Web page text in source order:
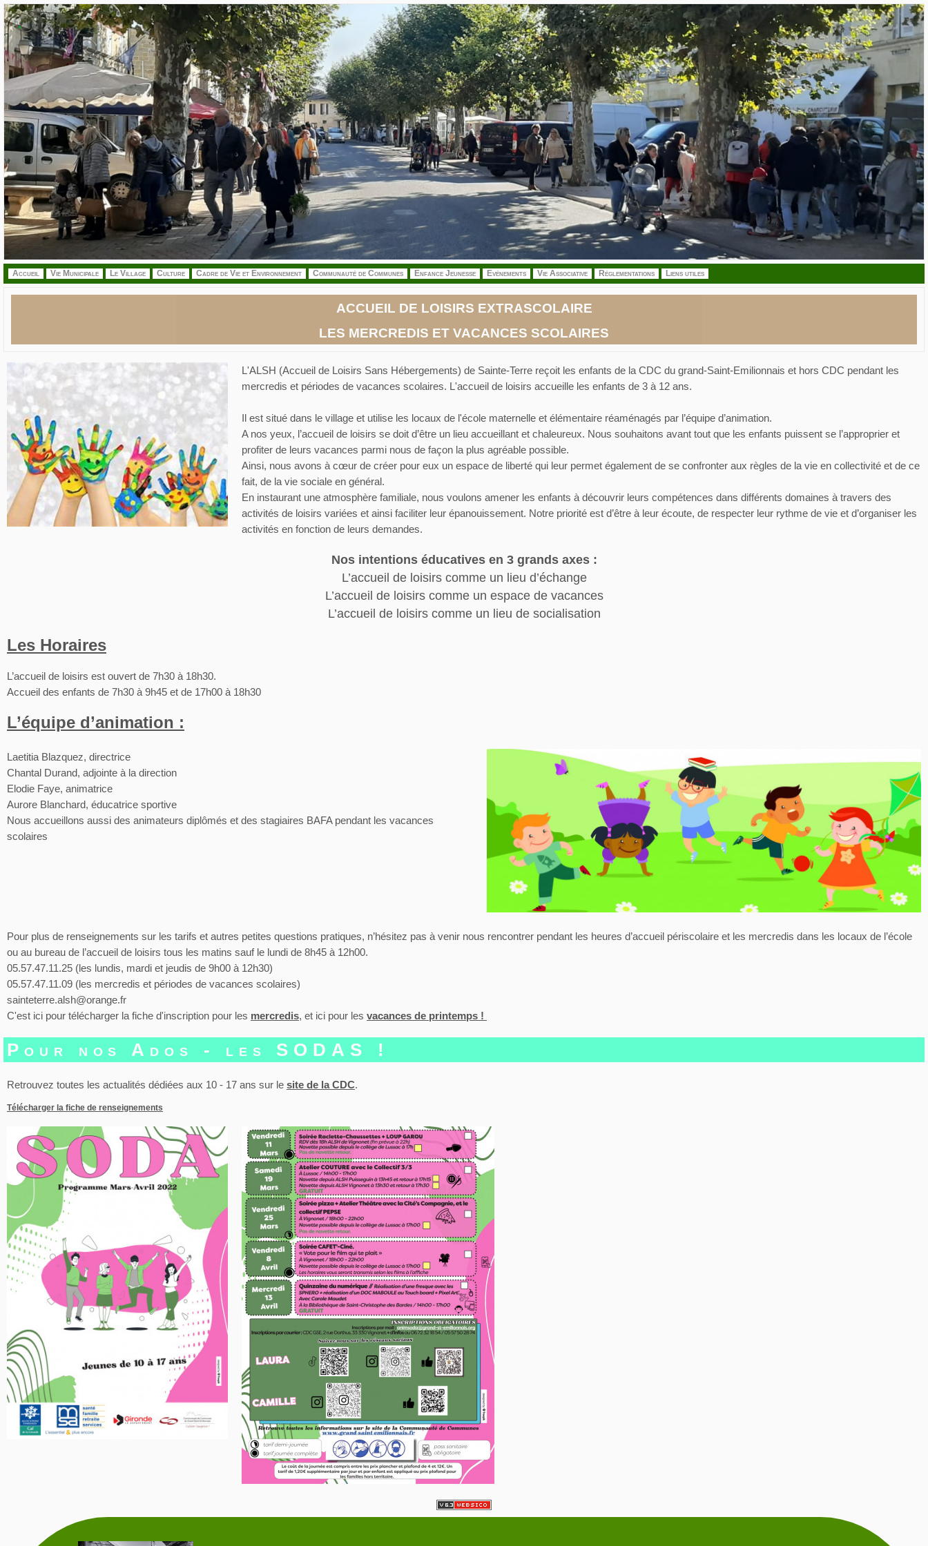
.
Accueil Vie Municipale Le Village Culture Cadre de Vie et Environnement Communauté de Communes Enfance Jeunesse Evénements Vie Associative Réglementations Liens utiles
ACCUEIL DE LOISIRS EXTRASCOLAIRE
LES MERCREDIS ET VACANCES SCOLAIRES
L'ALSH (Accueil de Loisirs Sans Hébergements) de Sainte-Terre reçoit les enfants de la CDC du grand-Saint-Emilionnais et hors CDC pendant les
mercredis et périodes de vacances scolaires. L'accueil de loisirs accueille les enfants de 3 à 12 ans.
Il est situé dans le village et utilise les locaux de l'école maternelle et élémentaire réaménagés par l’équipe d’animation.
A nos yeux, l’accueil de loisirs se doit d’être un lieu accueillant et chaleureux. Nous souhaitons avant tout que les enfants puissent se l’approprier et
profiter de leurs vacances parmi nous de façon la plus agréable possible.
Ainsi, nous avons à cœur de créer pour eux un espace de liberté qui leur permet également de se confronter aux règles de la vie en collectivité et de ce
fait, de la vie sociale en général.
En instaurant une atmosphère familiale, nous voulons amener les enfants à découvrir leurs compétences dans différents domaines à travers des
activités de loisirs variées et ainsi faciliter leur épanouissement. Notre priorité est d’être à leur écoute, de respecter leur rythme de vie et d’organiser les
activités en fonction de leurs demandes.
Nos intentions éducatives en 3 grands axes :
L’accueil de loisirs comme un lieu d’échange
L’accueil de loisirs comme un espace de vacances
L’accueil de loisirs comme un lieu de socialisation
Les Horaires
L’accueil de loisirs est ouvert de 7h30 à 18h30.
Accueil des enfants de 7h30 à 9h45 et de 17h00 à 18h30
L’équipe d’animation :
Laetitia Blazquez, directrice
Chantal Durand, adjointe à la direction
Elodie Faye, animatrice
Aurore Blanchard, éducatrice sportive
Nous accueillons aussi des animateurs diplômés et des stagiaires BAFA pendant les vacances
scolaires
Pour plus de renseignements sur les tarifs et autres petites questions pratiques, n’hésitez pas à venir nous rencontrer pendant les heures d’accueil périscolaire et les mercredis dans les locaux de l’école
ou au bureau de l’accueil de loisirs tous les matins sauf le lundi de 8h45 à 12h00.
05.57.47.11.25 (les lundis, mardi et jeudis de 9h00 à 12h30)
05.57.47.11.09 (les mercredis et périodes de vacances scolaires)
sainteterre.alsh@orange.fr
C'est ici pour télécharger la fiche d'inscription pour les mercredis, et ici pour les vacances de printemps !
Pour nos Ados - les SODAS !
Retrouvez toutes les actualités dédiées aux 10 - 17 ans sur le site de la CDC.
Télécharger la fiche de renseignements